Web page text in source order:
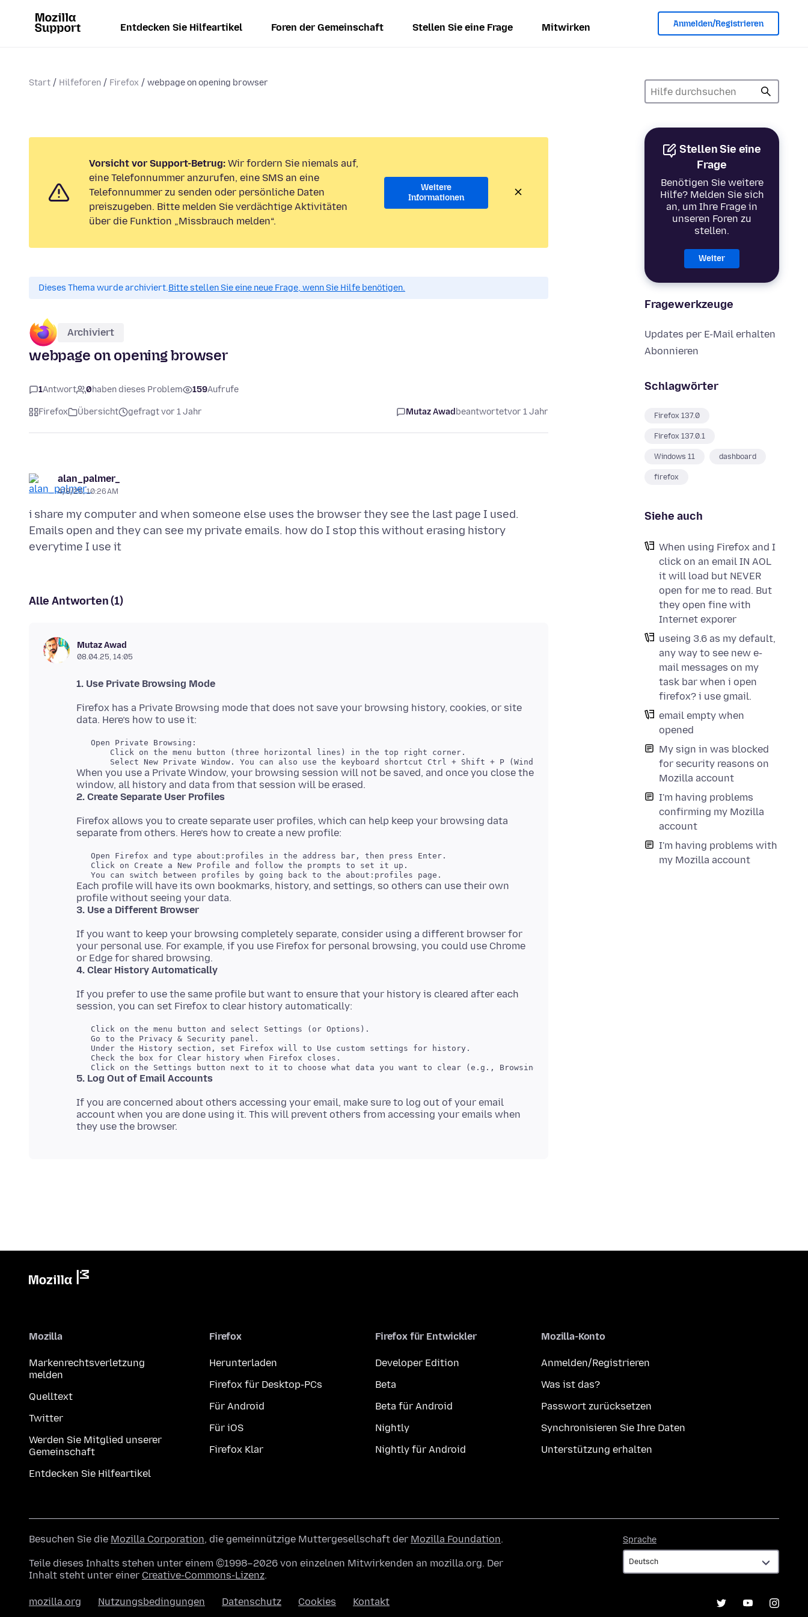
Entdecken Sie Hilfeartikel Foren der Gemeinschaft Stellen Sie eine Frage Mitwirken Anmelden/Registrieren
Start Hilfeforen Firefox webpage on opening browser
Stellen Sie eine
Frage
Benötigen Sie weitere
Hilfe? Melden Sie sich
an, um Ihre Frage in
unseren Foren zu
stellen.
Weiter
Fragewerkzeuge
Updates per E-Mail erhalten
Abonnieren
Schlagwörter
Firefox 137.0
Firefox 137.0.1
Windows 11 dashboard
firefox
Siehe auch
When using Firefox and I
click on an email IN AOL
it will load but NEVER
open for me to read. But
they open fine with
Internet exporer
useing 3.6 as my default,
any way to see new e-
mail messages on my
task bar when i open
firefox? i use gmail.
email empty when
opened
My sign in was blocked
for security reasons on
Mozilla account
I'm having problems
confirming my Mozilla
account
I'm having problems with
my Mozilla account
Vorsicht vor Support-Betrug: Wir fordern Sie niemals auf,
eine Telefonnummer anzurufen, eine SMS an eine
Telefonnummer zu senden oder persönliche Daten
preiszugeben. Bitte melden Sie verdächtige Aktivitäten
über die Funktion „Missbrauch melden“.
Weitere
Informationen
Dieses Thema wurde archiviert.Bitte stellen Sie eine neue Frage, wenn Sie Hilfe benötigen.
Archiviert
webpage on opening browser
1Antwort 0haben dieses Problem 159Aufrufe
Firefox Übersicht gefragt vor 1 Jahr Mutaz Awadbeantwortetvor 1 Jahr
alan_palmer_
4/8/25, 10:26 AM
i share my computer and when someone else uses the browser they see the last page I used.
Emails open and they can see my private emails. how do I stop this without erasing history
Alle Antworten (1)
Mutaz Awad
08.04.25, 14:05
1. Use Private Browsing Mode
Firefox has a Private Browsing mode that does not save your browsing history, cookies, or site
   Open Private Browsing:
       Click on the menu button (three horizontal lines) in the top right corner.
When you use a Private Window, your browsing session will not be saved, and once you close the
2. Create Separate User Profiles
Firefox allows you to create separate user profiles, which can help keep your browsing data
   Open Firefox and type about:profiles in the address bar, then press Enter.
   Click on Create a New Profile and follow the prompts to set it up.
Each profile will have its own bookmarks, history, and settings, so others can use their own
3. Use a Different Browser
If you want to keep your browsing completely separate, consider using a different browser for
your personal use. For example, if you use Firefox for personal browsing, you could use Chrome
4. Clear History Automatically
If you prefer to use the same profile but want to ensure that your history is cleared after each
   Click on the menu button and select Settings (or Options).
   Go to the Privacy & Security panel.
   Under the History section, set Firefox will to Use custom settings for history.
   Check the box for Clear history when Firefox closes.
5. Log Out of Email Accounts
If you are concerned about others accessing your email, make sure to log out of your email
account when you are done using it. This will prevent others from accessing your emails when
Mozilla
Markenrechtsverletzung
melden
Quelltext
Twitter
Werden Sie Mitglied unserer
Gemeinschaft
Entdecken Sie Hilfeartikel
Firefox
Herunterladen
Firefox für Desktop-PCs
Für Android
Für iOS
Firefox Klar
Firefox für Entwickler
Developer Edition
Beta
Beta für Android
Nightly
Nightly für Android
Mozilla-Konto
Anmelden/Registrieren
Was ist das?
Passwort zurücksetzen
Synchronisieren Sie Ihre Daten
Unterstützung erhalten
Sprache
Besuchen Sie die Mozilla Corporation, die gemeinnützige Muttergesellschaft der Mozilla Foundation.
Teile dieses Inhalts stehen unter einem ©1998–2026 von einzelnen Mitwirkenden an mozilla.org. Der
Inhalt steht unter einer Creative-Commons-Lizenz.
mozilla.org Nutzungsbedingungen Datenschutz Cookies Kontakt